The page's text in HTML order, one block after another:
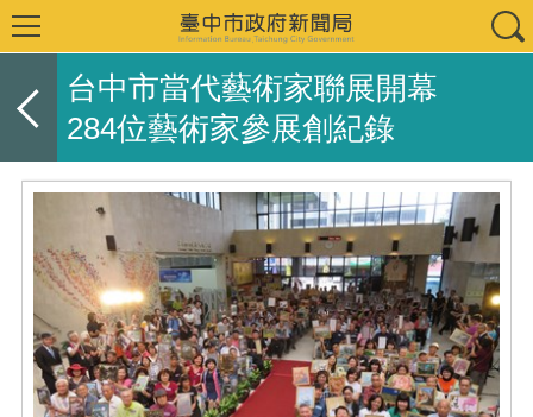
台中市當代藝術家聯展開幕
284位藝術家參展創紀錄